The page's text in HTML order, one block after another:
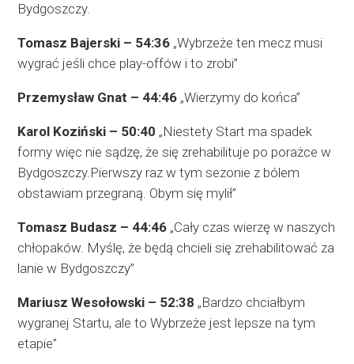
Bydgoszczy.
Tomasz Bajerski – 54:36 „Wybrzeże ten mecz musi
wygrać jeśli chce play-offów i to zrobi”
Przemysław Gnat – 44:46 „Wierzymy do końca”
Karol Koziński – 50:40 „Niestety Start ma spadek
formy więc nie sądzę, że się zrehabilituje po porażce w
Bydgoszczy.Pierwszy raz w tym sezonie z bólem
obstawiam przegraną. Obym się mylił”
Tomasz Budasz – 44:46 „Cały czas wierzę w naszych
chłopaków. Myślę, że będą chcieli się zrehabilitować za
lanie w Bydgoszczy”
Mariusz Wesołowski – 52:38 „Bardzo chciałbym
wygranej Startu, ale to Wybrzeże jest lepsze na tym
etapie”